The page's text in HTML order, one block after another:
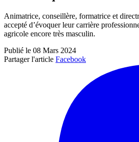
Animatrice, conseillère, formatrice et
accepté d’évoquer leur carrière
agricole encore très masculin.
Publié le 08 Mars 2024
Partager l'article Facebook